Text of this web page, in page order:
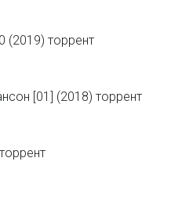
(2019) торрент
[01] (2018) торрент